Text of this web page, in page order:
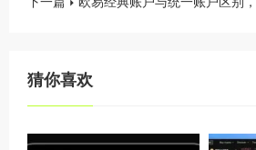
猜你喜欢